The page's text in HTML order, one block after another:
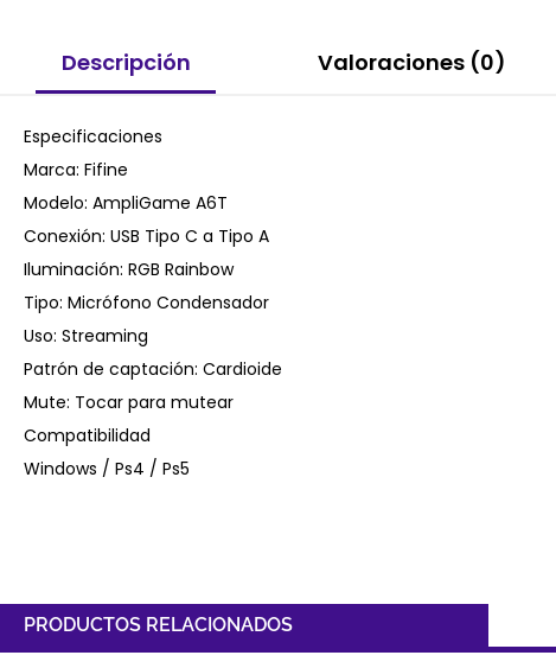
Descripción Valoraciones (0)
Especificaciones
Marca: Fifine
Modelo: AmpliGame A6T
Conexión: USB Tipo C a Tipo A
Iluminación: RGB Rainbow
Tipo: Micrófono Condensador
Uso: Streaming
Patrón de captación: Cardioide
Mute: Tocar para mutear
Compatibilidad
Windows / Ps4 / Ps5
PRODUCTOS RELACIONADOS